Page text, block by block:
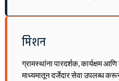
मिशन
ग्रामस्थांना पारदर्शक, कार्यक्षम
माध्यमातून दर्जेदार सेवा उपलब्ध